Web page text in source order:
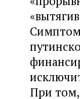
При том,